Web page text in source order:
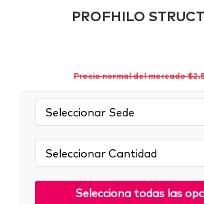
PROFHILO
Precio normal del mercado
Sede:
Cantidad:
Selecciona todas las